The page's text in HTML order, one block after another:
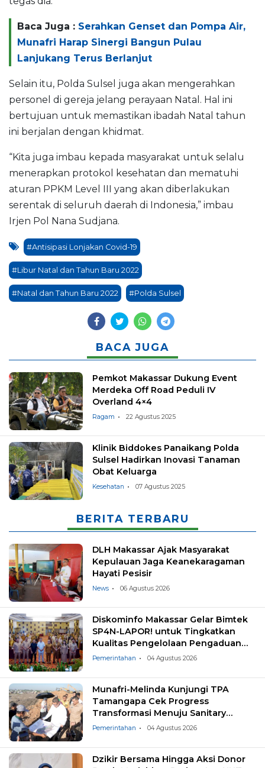
Baca Juga : Serahkan Genset dan Pompa Air,
Munafri Harap Sinergi Bangun Pulau
Lanjukang Terus Berlanjut
Selain itu, Polda Sulsel juga akan mengerahkan
personel di gereja jelang perayaan Natal. Hal ini
bertujuan untuk memastikan ibadah Natal tahun
ini berjalan dengan khidmat.
“Kita juga imbau kepada masyarakat untuk selalu
menerapkan protokol kesehatan dan mematuhi
aturan PPKM Level III yang akan diberlakukan
serentak di seluruh daerah di Indonesia,” imbau
Irjen Pol Nana Sudjana.
#Antisipasi Lonjakan Covid-19
#Libur Natal dan Tahun Baru 2022
#Natal dan Tahun Baru 2022 #Polda Sulsel
BACA JUGA
Pemkot Makassar Dukung Event
Merdeka Off Road Peduli IV
Overland 4×4
Ragam 22 Agustus 2025
Klinik Biddokes Panaikang Polda
Sulsel Hadirkan Inovasi Tanaman
Obat Keluarga
Kesehatan 07 Agustus 2025
BERITA TERBARU
DLH Makassar Ajak Masyarakat
Kepulauan Jaga Keanekaragaman
Hayati Pesisir
News 06 Agustus 2026
Diskominfo Makassar Gelar Bimtek
SP4N-LAPOR! untuk Tingkatkan
Kualitas Pengelolaan Pengaduan
Masyarakat
Pemerintahan 04 Agustus 2026
Munafri-Melinda Kunjungi TPA
Tamangapa Cek Progress
Transformasi Menuju Sanitary
Landfill
Pemerintahan 04 Agustus 2026
Dzikir Bersama Hingga Aksi Donor